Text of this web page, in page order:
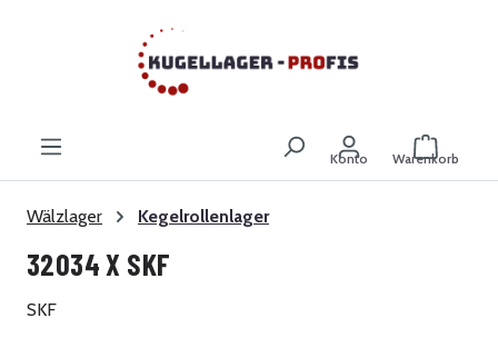
Zum Hauptinhalt springen
Konto Warenkorb
Wälzlager Kegelrollenlager
32034 X SKF
SKF